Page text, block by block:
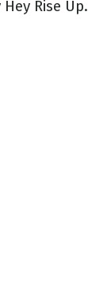
Rise Up.